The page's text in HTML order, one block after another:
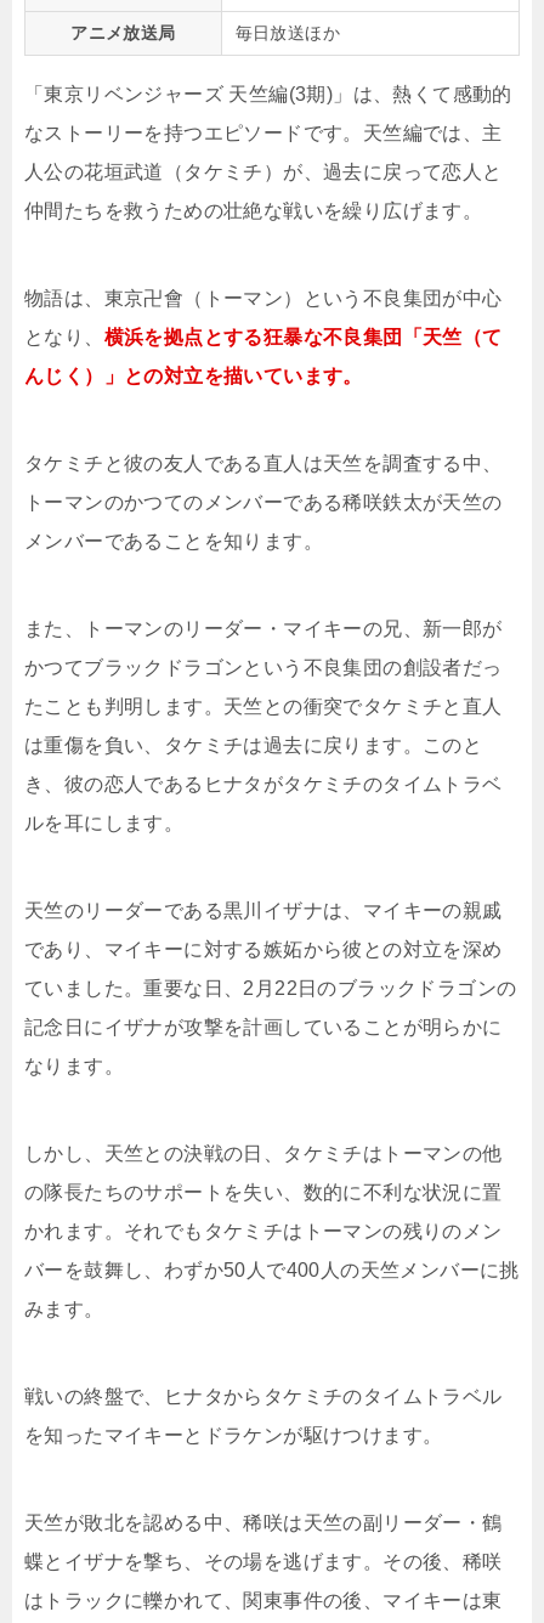
アニメ放送局 毎日放送ほか
「東京リベンジャーズ 天竺編(3期)」は、熱くて感動的
なストーリーを持つエピソードです。天竺編では、主
人公の花垣武道（タケミチ）が、過去に戻って恋人と
仲間たちを救うための壮絶な戦いを繰り広げます。
物語は、東京卍會（トーマン）という不良集団が中心
となり、 横浜を拠点とする狂暴な不良集団「天竺（て
んじく）」との対立を描いています。
タケミチと彼の友人である直人は天竺を調査する中、
トーマンのかつてのメンバーである稀咲鉄太が天竺の
メンバーであることを知ります。
また、トーマンのリーダー・マイキーの兄、新一郎が
かつてブラックドラゴンという不良集団の創設者だっ
たことも判明します。天竺との衝突でタケミチと直人
は重傷を負い、タケミチは過去に戻ります。このと
き、彼の恋人であるヒナタがタケミチのタイムトラベ
ルを耳にします。
天竺のリーダーである黒川イザナは、マイキーの親戚
であり、マイキーに対する嫉妬から彼との対立を深め
ていました。重要な日、2月22日のブラックドラゴンの
記念日にイザナが攻撃を計画していることが明らかに
なります。
しかし、天竺との決戦の日、タケミチはトーマンの他
の隊長たちのサポートを失い、数的に不利な状況に置
かれます。それでもタケミチはトーマンの残りのメン
バーを鼓舞し、わずか50人で400人の天竺メンバーに挑
みます。
戦いの終盤で、ヒナタからタケミチのタイムトラベル
を知ったマイキーとドラケンが駆けつけます。
天竺が敗北を認める中、稀咲は天竺の副リーダー・鶴
蝶とイザナを撃ち、その場を逃げます。その後、稀咲
はトラックに轢かれて、関東事件の後、マイキーは東